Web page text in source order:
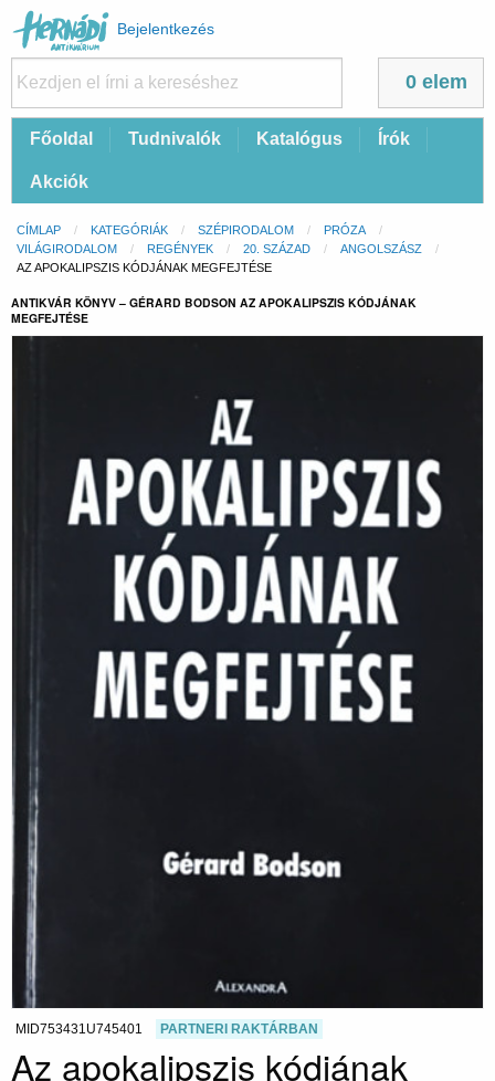
Felhasználói
fiók
menüje
Bejelentkezés
0 elem
FőFőoldal Tudnivalók Katalógus Írók
Akciók
Morzsa
CÍMLAP KATEGÓRIÁK SZÉPIRODALOM
PRÓZA
VILÁGIRODALOM
REGÉNYEK 20. SZÁZAD
ANGOLSZÁSZ
CURRENT:
AZ APOKALIPSZIS KÓDJÁNAK MEGFEJTÉSE
ANTIKVÁR KÖNYV – GÉRARD BODSON AZ APOKALIPSZIS KÓDJÁNAK
MEGFEJTÉSE
MID753431U745401 PARTNERI RAKTÁRBAN
Az apokalipszis kódjának